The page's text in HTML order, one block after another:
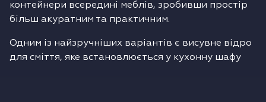
контейнери всередині меблів, зробивши простір
більш акуратним та практичним.
Одним із найзручніших варіантів є висувне відро
для сміття, яке встановлюється у кухонну шафу